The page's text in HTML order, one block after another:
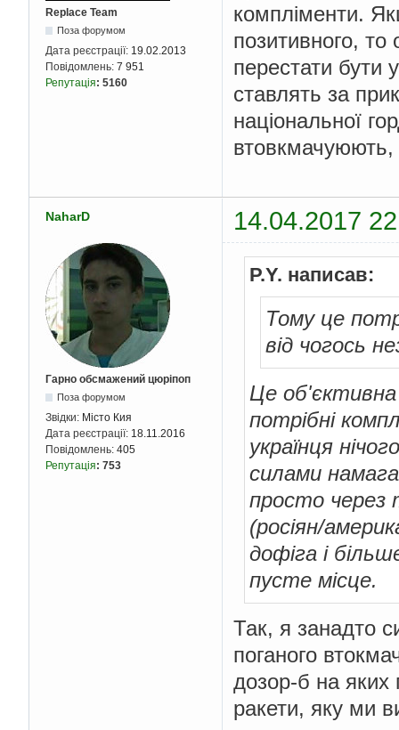
Replace Team
Поза форумом
Дата реєстрації: 19.02.2013
Повідомлень: 7 951
Репутація: 5160
компліменти.
позитивного,
перестати бути
ставлять за
національної
втовкмачуюють,
NaharD 14.04.2017
Гарно обсмажений цюріпоп
Поза форумом
Звідки: Місто Кия
Дата реєстрації: 18.11.2016
Повідомлень: 405
Репутація: 753
P.Y. написав:
Тому це
від чогось
Це об'єктивна
потрібні
українця
силами
просто через
(росіян/
дофіга і
пусте місце.
Так, я занадто
поганого
дозор-б на яких
ракети, яку ми